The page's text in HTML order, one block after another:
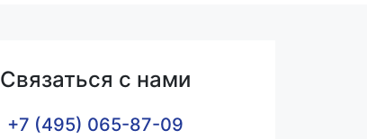
Связаться с нами
+7 (495) 065-87-09